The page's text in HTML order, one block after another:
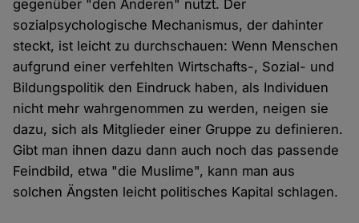
gegenüber "den Anderen" nutzt. Der
sozialpsychologische Mechanismus, der dahinter
steckt, ist leicht zu durchschauen: Wenn Menschen
aufgrund einer verfehlten Wirtschafts-, Sozial- und
Bildungspolitik den Eindruck haben, als Individuen
nicht mehr wahrgenommen zu werden, neigen sie
dazu, sich als Mitglieder einer Gruppe zu definieren.
Gibt man ihnen dazu dann auch noch das passende
Feindbild, etwa "die Muslime", kann man aus
solchen Ängsten leicht politisches Kapital schlagen.